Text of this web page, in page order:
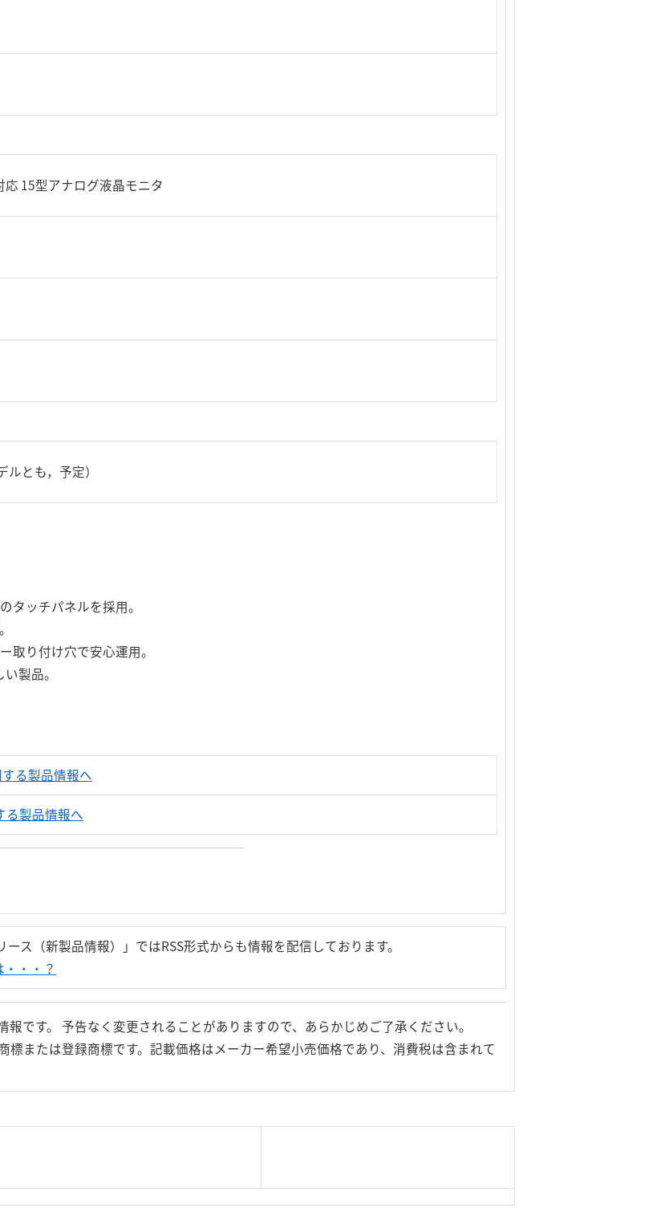
応 15型アナログ液晶モニタ
とも，予定）
タッチパネルを採用。
取り付け穴で安心運用。
製品。
る製品情報へ
る製品情報へ
ス（新製品情報）」ではRSS形式からも情報を配信しております。
・・・？
です。 予告なく変更されることがありますので、あらかじめご了承ください。
または登録商標です。記載価格はメーカー希望小売価格であり、消費税は含まれて